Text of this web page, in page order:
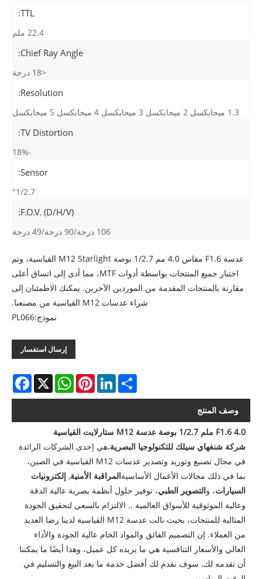
TTL:
22.4 ملم
Chief Ray Angle:
<18 درجة
Resolution:
1.3 ميجابكسل 2 ميجابكسل 3 ميجابكسل 4 ميجابكسل 5 ميجابكسل
TV Distortion:
-18%
Sensor:
1/2.7"
F.O.V. (D/H/V):
106 درجة/90 درجة/49 درجة
عدسة F1.6 مقاس 4.0 مم 1/2.7 بوصة M12 Starlight القياسية، وتم
اختبار جميع المنتجات بواسطة أدوات MTF، مما أدى إلى اتساق أعلى
مقارنة بالمنتجات المقدمة من الموردين الآخرين. يمكنك الاطمئنان إلى
شراء عدسات M12 القياسية من مصنعنا.
نموذج:PL066
إرسال استفسار
X
WhatsAppPinterestLinkedInShare
وصف المنتج
F1.6 4.0 ملم 1/2.7 بوصة عدسة M12 ستارلايت القياسية
شركة شنغهاي سيلك للتكنولوجيا البصرية.هي إحدى الشركات الرائدة
في مجال تصنيع وتوريد وتصدير عدسات M12 القياسية في الصين،
بما في ذلك مجالات الأعمال الأساسيةالمراقبة الأمنية,إلكترونيات
السيارات، والتصوير الطبي، توفير حلول أنظمة بصرية عالية الدقة
وعالية الموثوقية للأسواق العالمية .. الالتزام بالسعي لتحقيق الجودة
المثالية للمنتجات، بحيث نالت عدسة M12 القياسية لدينا رضا العديد
من العملاء. إن التصميم الفائق والمواد الخام عالية الجودة والأداء
العالي والأسعار التنافسية هي ما يريده كل عميل، وهذا أيضًا ما يمكننا
أن نقدمه لك. سوف نقدم لك أفضل خدمة ما بعد البيع والتسليم في